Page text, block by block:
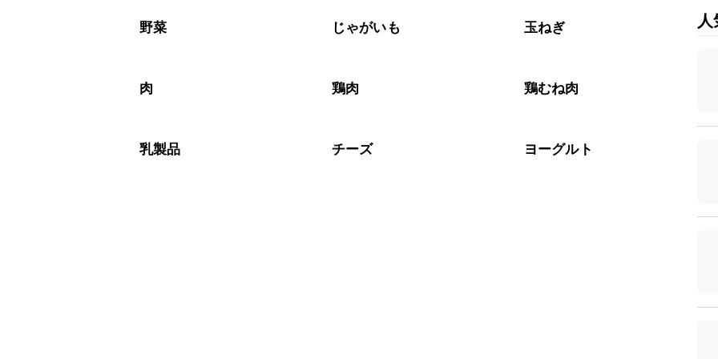
※日持ちは目安です。
野菜 じゃがいも 玉ねぎ
肉 鶏肉 鶏むね肉
乳製品 チーズ ヨーグルト